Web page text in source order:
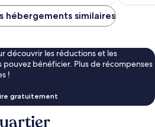
de
hébergements similaires
découvrir les réductions et les
pouvez bénéficier. Plus de récompenses
!
gratuitement